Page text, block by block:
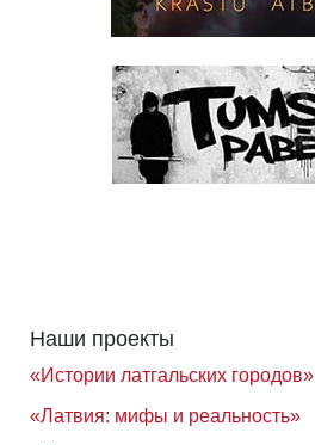
Наши проекты
«Истории латгальских городов»
«Латвия: мифы и реальность»